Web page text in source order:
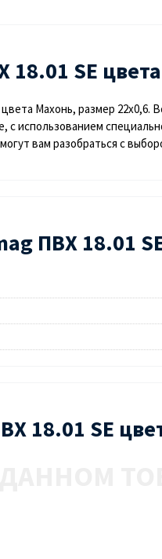
SЕ
Махонь, размер
с использованием
вам разобраться с
ПВХ 18.01
18.01 SЕ